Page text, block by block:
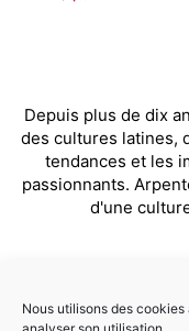
Depuis plus de dix
des cultures latines,
tendances et les
passionnants.
d'une
Nous utilisons des